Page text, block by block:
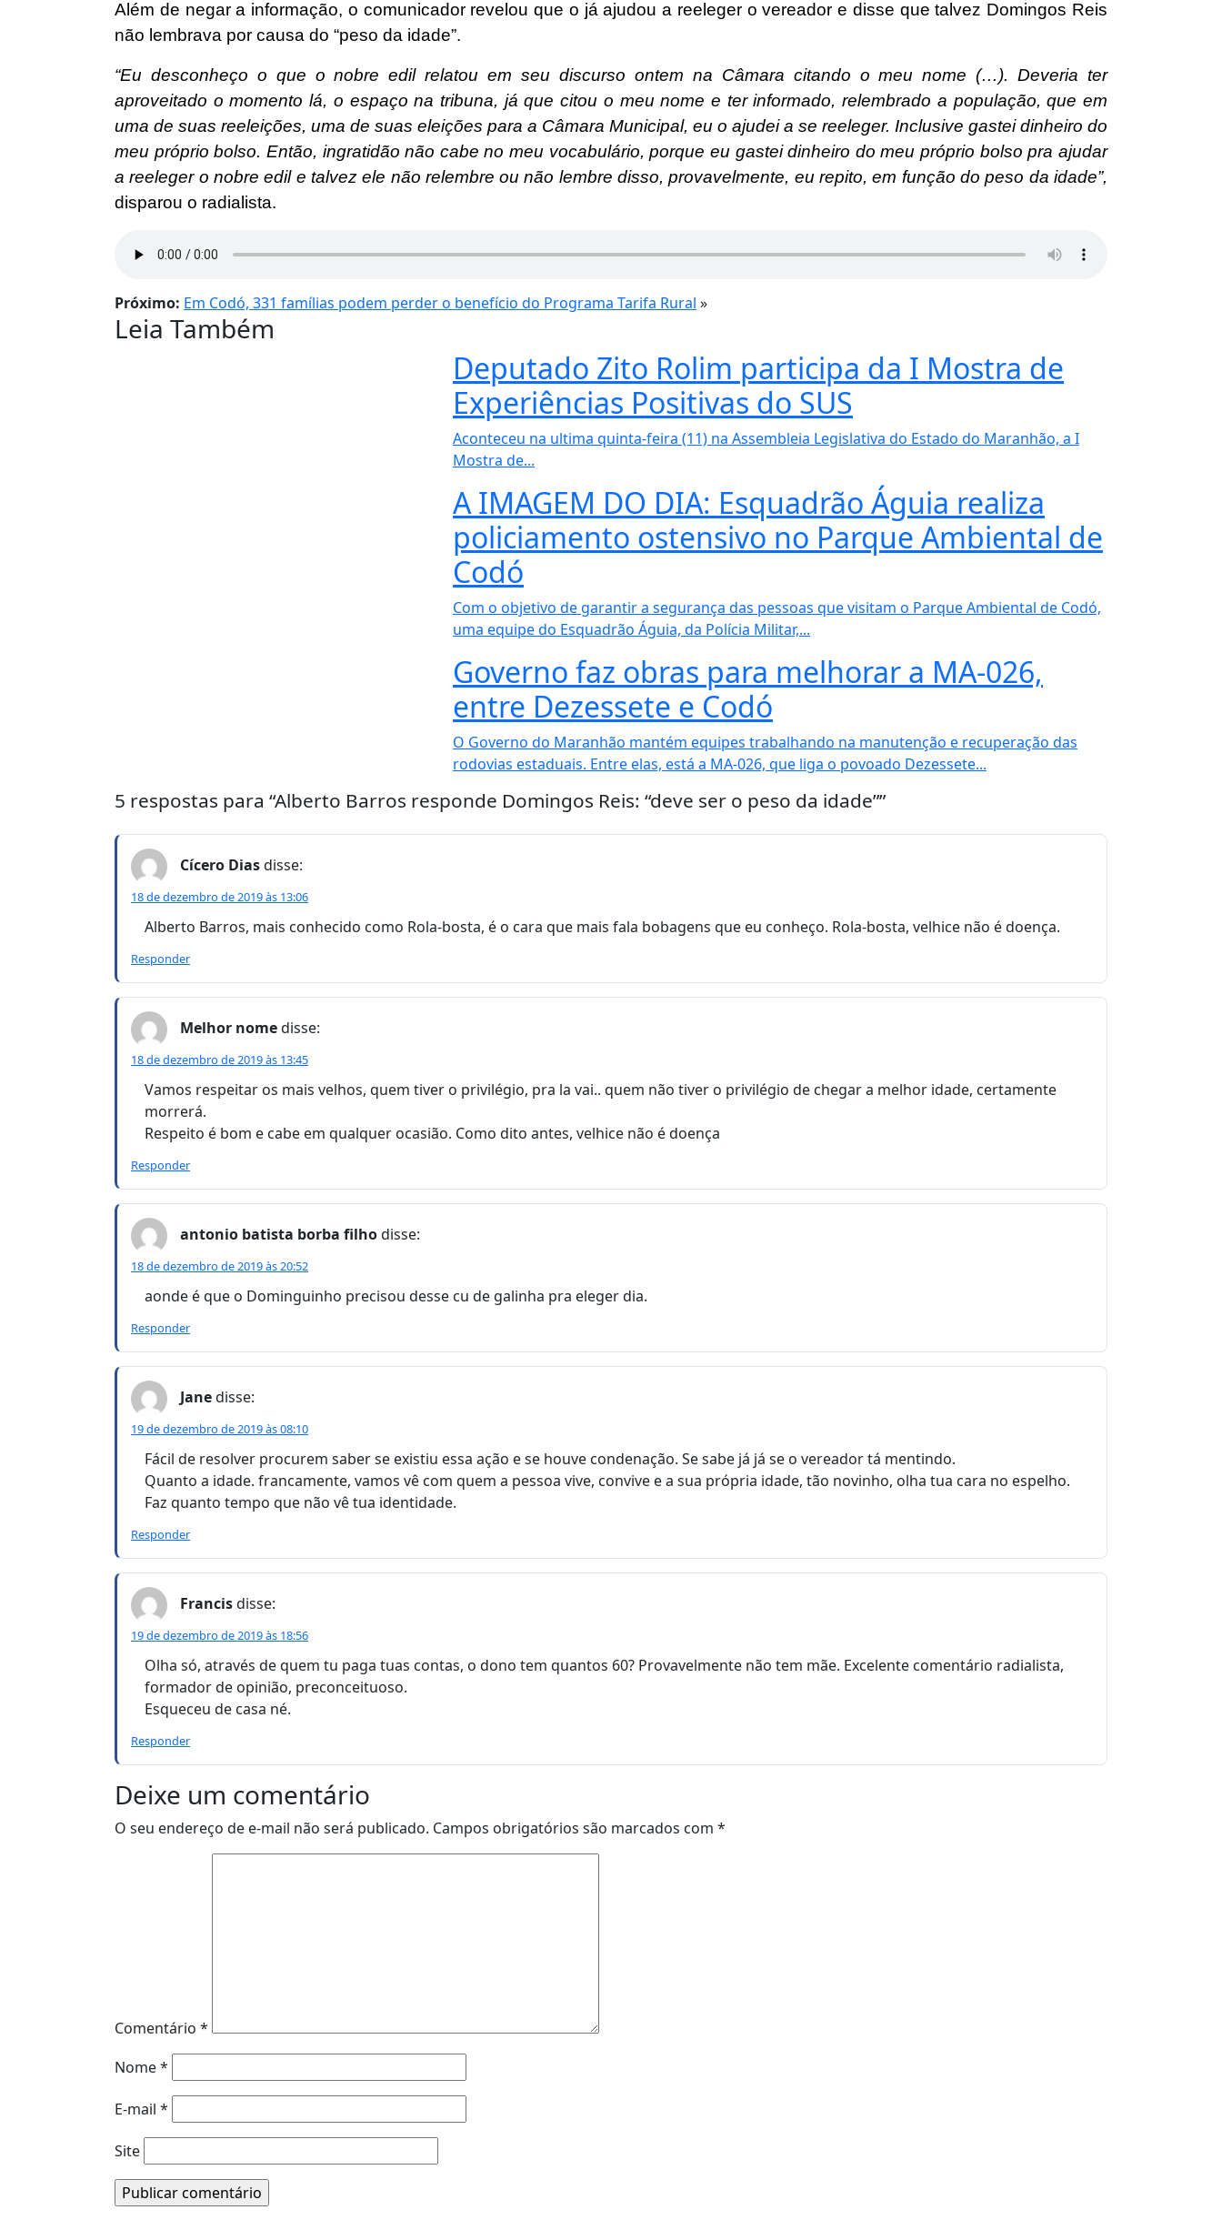
Além de negar a informação, o comunicador revelou que o já ajudou a reeleger o vereador e disse que talvez Domingos Reis
não lembrava por causa do “peso da idade”.
“Eu desconheço o que o nobre edil relatou em seu discurso ontem na Câmara citando o meu nome (…). Deveria ter
aproveitado o momento lá, o espaço na tribuna, já que citou o meu nome e ter informado, relembrado a população, que em
uma de suas reeleições, uma de suas eleições para a Câmara Municipal, eu o ajudei a se reeleger. Inclusive gastei dinheiro do
meu próprio bolso. Então, ingratidão não cabe no meu vocabulário, porque eu gastei dinheiro do meu próprio bolso pra ajudar
a reeleger o nobre edil e talvez ele não relembre ou não lembre disso, provavelmente, eu repito, em função do peso da idade”,
disparou o radialista.
Próximo: Em Codó, 331 famílias podem perder o benefício do Programa Tarifa Rural »
Leia Também
Deputado Zito Rolim participa da I Mostra de
Experiências Positivas do SUS
Aconteceu na ultima quinta-feira (11) na Assembleia Legislativa do Estado do Maranhão, a I
Mostra de...
A IMAGEM DO DIA: Esquadrão Águia realiza
policiamento ostensivo no Parque Ambiental de
Codó
Com o objetivo de garantir a segurança das pessoas que visitam o Parque Ambiental de Codó,
uma equipe do Esquadrão Águia, da Polícia Militar,...
Governo faz obras para melhorar a MA-026,
entre Dezessete e Codó
O Governo do Maranhão mantém equipes trabalhando na manutenção e recuperação das
rodovias estaduais. Entre elas, está a MA-026, que liga o povoado Dezessete...
5 respostas para “Alberto Barros responde Domingos Reis: “deve ser o peso da idade””
Cícero Diasdisse:
18 de dezembro de 2019 às 13:06
Alberto Barros, mais conhecido como Rola-bosta, é o cara que mais fala bobagens que eu conheço. Rola-bosta, velhice não é doença.
Responder
Melhor nomedisse:
18 de dezembro de 2019 às 13:45
Vamos respeitar os mais velhos, quem tiver o privilégio, pra la vai.. quem não tiver o privilégio de chegar a melhor idade, certamente
morrerá.
Respeito é bom e cabe em qualquer ocasião. Como dito antes, velhice não é doença
Responder
antonio batista borba filhodisse:
18 de dezembro de 2019 às 20:52
aonde é que o Dominguinho precisou desse cu de galinha pra eleger dia.
Responder
Janedisse:
19 de dezembro de 2019 às 08:10
Fácil de resolver procurem saber se existiu essa ação e se houve condenação. Se sabe já já se o vereador tá mentindo.
Quanto a idade. francamente, vamos vê com quem a pessoa vive, convive e a sua própria idade, tão novinho, olha tua cara no espelho.
Faz quanto tempo que não vê tua identidade.
Responder
Francisdisse:
19 de dezembro de 2019 às 18:56
Olha só, através de quem tu paga tuas contas, o dono tem quantos 60? Provavelmente não tem mãe. Excelente comentário radialista,
formador de opinião, preconceituoso.
Esqueceu de casa né.
Responder
Deixe um comentário
O seu endereço de e-mail não será publicado. Campos obrigatórios são marcados com *
Comentário *
Nome*
E-mail *
Site